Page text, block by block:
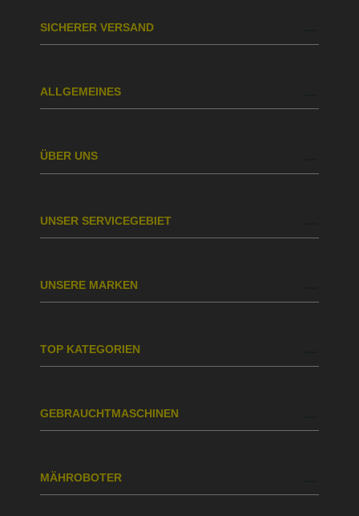
SICHERER VERSAND
ALLGEMEINES
ÜBER UNS
UNSER SERVICEGEBIET
UNSERE MARKEN
TOP KATEGORIEN
GEBRAUCHTMASCHINEN
MÄHROBOTER